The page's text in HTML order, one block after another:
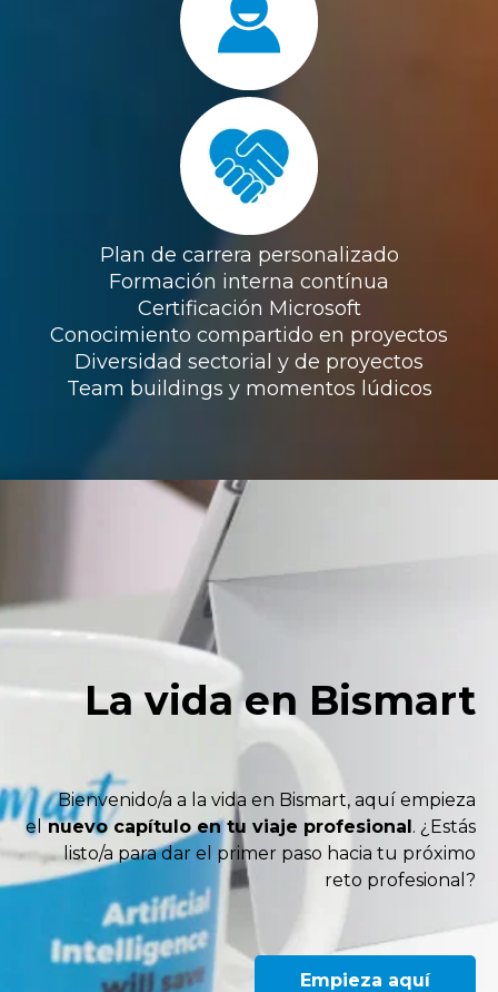
Plan de carrera personalizado
Formación interna contínua
Certificación Microsoft
Conocimiento compartido en proyectos
Diversidad sectorial y de proyectos
Team buildings y momentos lúdicos
La vida en Bismart
Bienvenido/a a la vida en Bismart, aquí empieza
elnuevo capítulo en tu viaje profesional. ¿Estás
listo/a para dar el primer paso hacia tu próximo
reto profesional?
Empieza aquí